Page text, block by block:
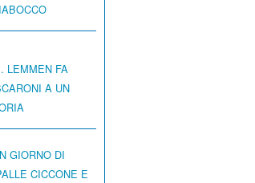
LEMMEN FA
A UN
GIORNO DI
CICCONE E